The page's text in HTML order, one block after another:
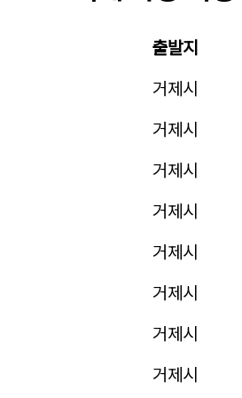
출발지
거제시
거제시
거제시
거제시
거제시
거제시
거제시
거제시